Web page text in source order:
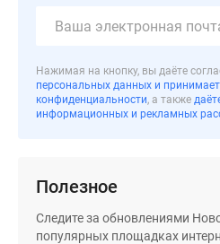
Новостройки
класса
Новостройки
бизнес-
Траншевая
Дома
Нажимая на кнопку, вы даёте
персональных данных и
конфиденциальности, а также
информационных и рекламных
Полезное
Следите за обновлениями
популярных площадках